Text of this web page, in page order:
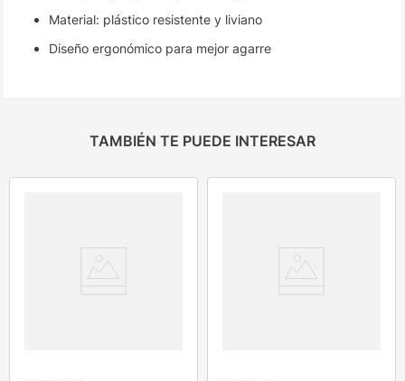
Material: plástico resistente y liviano
Diseño ergonómico para mejor agarre
TAMBIÉN TE PUEDE INTERESAR